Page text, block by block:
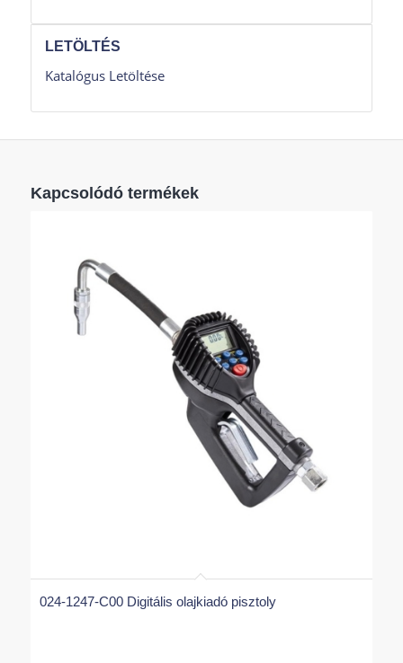
egyszerű kalibrálás
Robusztus ipari kivitel
LETÖLTÉS
Katalógus Letöltése
Kapcsolódó termékek
024-1247-C00 Digitális olajkiadó pisztoly